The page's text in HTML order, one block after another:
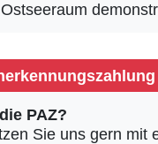
PAZ?
Sie uns gern mit